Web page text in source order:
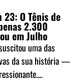
O Tênis de
2.300
em Julho
uma das
da sua história —